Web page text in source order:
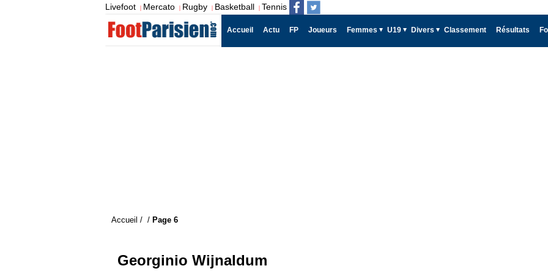
Livefoot | Mercato | Rugby | Basketball | Tennis
Accueil Actu FP Joueurs Femmes U19 Divers Classement Résultats
Accueil / / Page 6
Georginio Wijnaldum